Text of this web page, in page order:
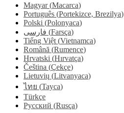
Magyar(Macarca)
Português (Portekizce, Brezilya)
Polski (Polonyaca)
فارسی (Farsça)
Tiếng Việt (Vietnamca)
Română (Rumence)
Hrvatski (Hırvatça)
Čeština (Çekçe)
Lietuvių (Litvanyaca)
ไทย (Tayca)
Türkçe
Русский (Rusça)